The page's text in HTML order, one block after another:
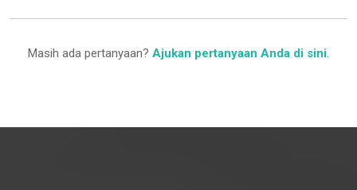
Masih ada pertanyaan? Ajukan pertanyaan Anda di sini.